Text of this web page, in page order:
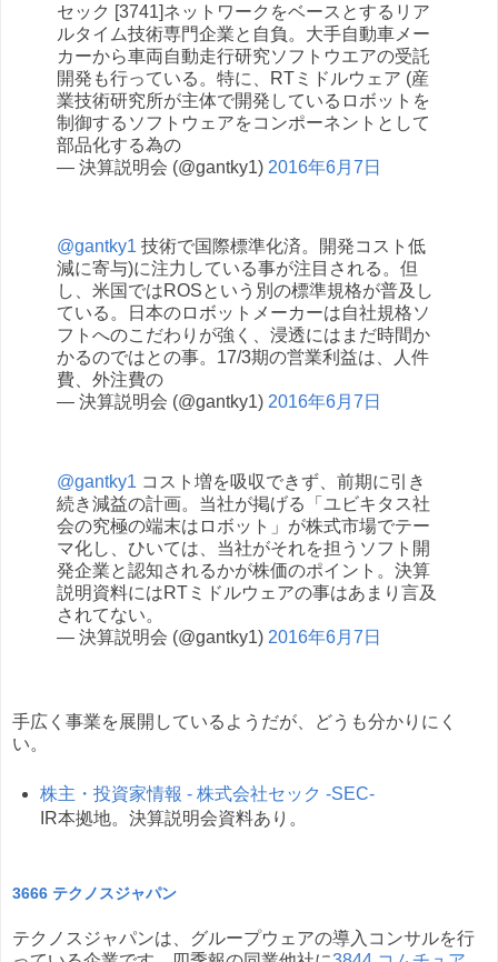
セック [3741]ネットワークをベースとするリア
ルタイム技術専門企業と自負。大手自動車メー
カーから車両自動走行研究ソフトウエアの受託
開発も行っている。特に、RTミドルウェア (産
業技術研究所が主体で開発しているロボットを
制御するソフトウェアをコンポーネントとして
部品化する為の
— 決算説明会 (@gantky1) 2016年6月7日
@gantky1 技術で国際標準化済。開発コスト低
減に寄与)に注力している事が注目される。但
し、米国ではROSという別の標準規格が普及し
ている。日本のロボットメーカーは自社規格ソ
フトへのこだわりが強く、浸透にはまだ時間か
かるのではとの事。17/3期の営業利益は、人件
費、外注費の
— 決算説明会 (@gantky1) 2016年6月7日
@gantky1 コスト増を吸収できず、前期に引き
続き減益の計画。当社が掲げる「ユビキタス社
会の究極の端末はロボット」が株式市場でテー
マ化し、ひいては、当社がそれを担うソフト開
発企業と認知されるかが株価のポイント。決算
説明資料にはRTミドルウェアの事はあまり言及
されてない。
— 決算説明会 (@gantky1) 2016年6月7日
手広く事業を展開しているようだが、どうも分かりにく
い。
株主・投資家情報 - 株式会社セック -SEC-
IR本拠地。決算説明会資料あり。
3666 テクノスジャパン
テクノスジャパンは、グループウェアの導入コンサルを行